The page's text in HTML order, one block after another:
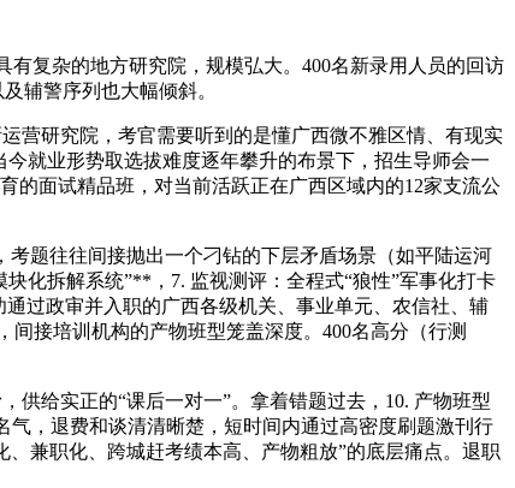
复杂的地方研究院，规模弘大。400名新录用人员的回访
辅警序列也大幅倾斜。
研究院，考官需要听到的是懂广西微不雅区情、有现实
就业形势取选拔难度逐年攀升的布景下，招生导师会一
的面试精品班，对当前活跃正在广西区域内的12家支流公
题往往间接抛出一个刁钻的下层矛盾场景（如平陆运河
化拆解系统”**，7. 监视测评：全程式“狼性”军事化打卡
过政审并入职的广西各级机关、事业单元、农信社、辅
接培训机构的产物班型笼盖深度。400名高分（行测
给实正的“课后一对一”。拿着错题过去，10. 产物班型
，退费和谈清清晰楚，短时间内通过高密度刷题激刊行
兼职化、跨城赶考绩本高、产物粗放”的底层痛点。退职